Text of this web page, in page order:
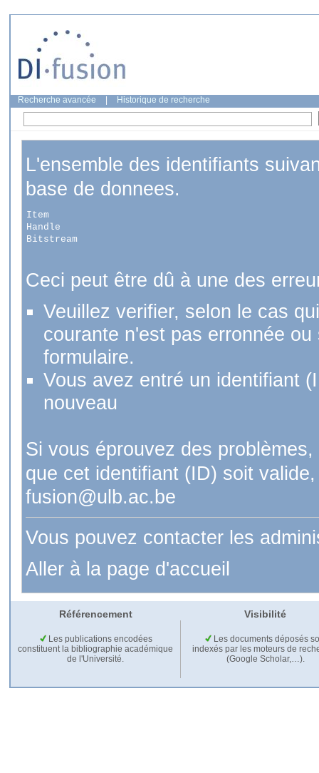
Recherche avancée Historique de recherche
L'ensemble des identifiants
base de donnees.
Item
Handle
Bitstream
Ceci peut être dû à une des
Veuillez verifier, selon le cas
courante n'est pas erronnée
formulaire.
Vous avez entré un identifiant
nouveau
Si vous éprouvez des
que cet identifiant (ID) soit
fusion@ulb.ac.be
Vous pouvez contacter les
Aller à la page d'accueil
Référencement Visibilité
Les publications encodées
constituent la bibliographie académique
de l'Université.
Les documents déposés
indexés par les moteurs de
(Google Scholar,…).